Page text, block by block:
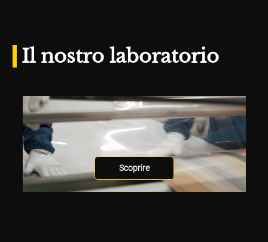
Il nostro laboratorio
Scoprire